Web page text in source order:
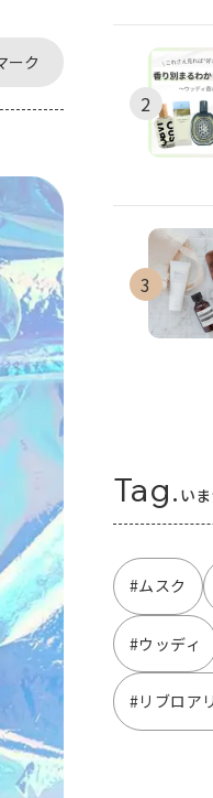
ーク
Tag. い
#ムスク
#ウッディ
#リブロア